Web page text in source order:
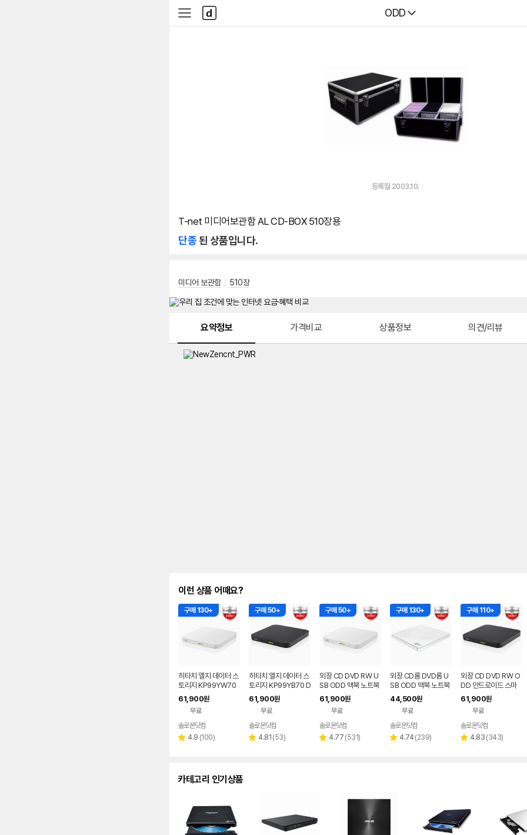
다나와
ODD
사
이
다
나
와
등록월 2003.10.
T-net 미디어보관함 AL CD-BOX 510장용
단종된 상품입니다.
미디어 보관함 / 510장
요약정보 가격비교 상품정보 의견/리뷰
이런 상품 어때요?
구매 130+
히타치 엘지 데이터 스
토리지 KP99YW70
DVD 화이트 외장OD
D CD DVD 리핑 안드
로이드
61,900원
무료
페이
솔로몬닷컴
별 4.9 리
(100)
구매 50+
히타치 엘지 데이터 스
토리지 KP99YB70 D
VD 블랙 외장ODD C
D DVD 리핑 안드로이
61,900원
무료
페이
솔로몬닷컴
별 4.81 리
(53)
구매 50+
외장 CD DVD RW U
SB ODD 맥북 노트북
호환 안드로이드 지원
화이트 히타치엘지 KP
99YW70
61,900원
무료
페이
솔로몬닷컴
별 4.77 리
(531)
구매 130+
외장 CD롬 DVD롬 U
SB ODD 맥북 노트북
호환 화이트 히타치엘
지 GP62NW60
44,500원
무료
페이
솔로몬닷컴
별 4.74 리
(239)
구매 110+
외장 CD DVD RW O
DD 안드로이드 스마
트폰 지원 USB 외장형
블랙 히타치엘지 KP9
9YB70
61,900원
무료
페이
솔로몬닷컴
별 4.83 리
(343)
카테고리 인기상품